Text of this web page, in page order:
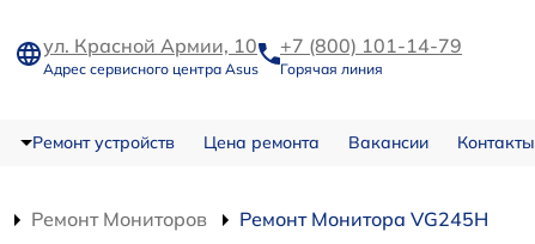
ул. Красной Армии, 10
Адрес сервисного центра Asus
+7 (800) 101-14-79
Горячая линия
Ремонт устройств Цена ремонта Вакансии Контакты
Ремонт Мониторов Ремонт Монитора VG245H